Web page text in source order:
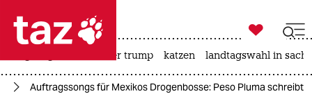
 taz zahl ich
taz zahl ich

taz zahl ich
usa unter trump katzen landtagswahl in
Auftragssongs für Mexikos Drogenbosse: Peso Pluma schreibt